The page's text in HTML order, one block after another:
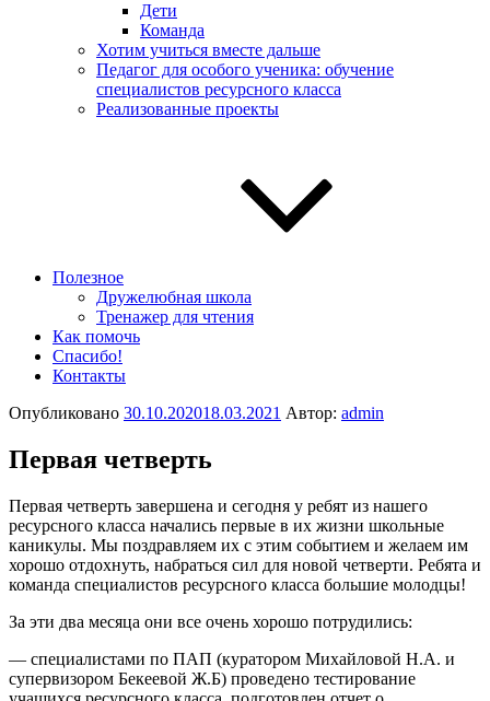
Дети
Команда
Хотим учиться вместе дальше
Педагог для особого ученика: обучение
специалистов ресурсного класса
Реализованные проекты
Полезное
Дружелюбная школа
Тренажер для чтения
Как помочь
Спасибо!
Контакты
Опубликовано 30.10.202018.03.2021 Автор: admin
Первая четверть
Первая четверть завершена и сегодня у ребят из нашего
ресурсного класса начались первые в их жизни школьные
каникулы. Мы поздравляем их с этим событием и желаем им
хорошо отдохнуть, набраться сил для новой четверти. Ребята и
команда специалистов ресурсного класса большие молодцы!
За эти два месяца они все очень хорошо потрудились:
— специалистами по ПАП (куратором Михайловой Н.А. и
супервизором Бекеевой Ж.Б) проведено тестирование